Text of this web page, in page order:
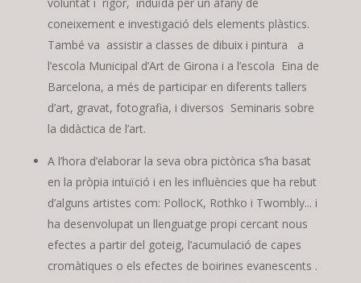
coneixement e investigació dels elements plàstics.
També va assistir a classes de dibuix i pintura a
l’escola Municipal d’Art de Girona i a l’escola Eina de
Barcelona, a més de participar en diferents tallers
d’art, gravat, fotografia, i diversos Seminaris sobre
la didàctica de l’art.
A l’hora d’elaborar la seva obra pictòrica s’ha basat
en la pròpia intuïció i en les influències que ha rebut
d’alguns artistes com: PollocK, Rothko i Twombly... i
ha desenvolupat un llenguatge propi cercant nous
efectes a partir del goteig, l’acumulació de capes
cromàtiques o els efectes de boirines evanescents .